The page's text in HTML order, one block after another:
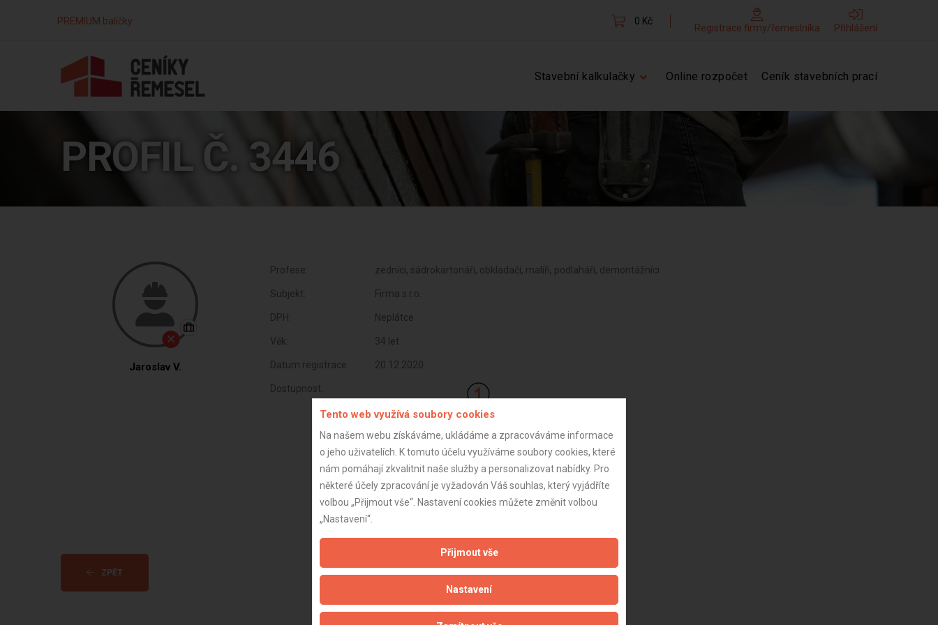
PREMIUM balíčky 0 Kč
Registrace firmy/řemeslníka Přihlášení
Stavební kalkulačky Online rozpočet Ceník stavebních prací
PROFIL Č. 3446
Jaroslav V.
Profese: zedníci, sádrokartonáři, obkladači, malíři, podlaháři, demontážníci
Subjekt: Firma s.r.o.
DPH: Neplátce
Věk: 34 let
Datum registrace: 20.12.2020
Dostupnost:
ZPĚT Aktualizováno z portálu ARES dne 04.01.2024 08:00:11
Tento web využívá soubory cookies
Na našem webu získáváme, ukládáme a zpracováváme informace
o jeho uživatelích. K tomuto účelu využíváme soubory cookies, které
nám pomáhají zkvalitnit naše služby a personalizovat nabídky. Pro
některé účely zpracování je vyžadován Váš souhlas, který vyjádříte
volbou „Přijmout vše“. Nastavení cookies můžete změnit volbou
„Nastavení“.
Přijmout vše
Nastavení